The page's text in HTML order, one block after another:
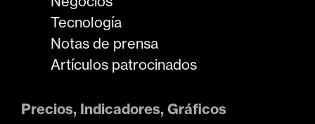
Tecnología
Notas de prensa
Artículos patrocinados
Precios, Indicadores, Gráficos